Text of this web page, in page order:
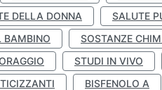
DELLA DONNA SALUTE
BAMBINO
SOSTANZE
STUDI IN VIVO
BISFENOLO A